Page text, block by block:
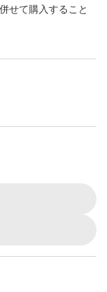
せて購入すること